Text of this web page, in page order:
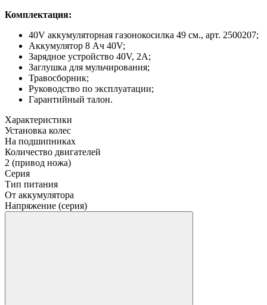
Комплектация:
40V аккумуляторная газонокосилка 49 см., арт. 2500207;
Аккумулятор 8 Ач 40V;
Зарядное устройство 40V, 2А;
Заглушка для мульчирования;
Травосборник;
Руководство по эксплуатации;
Гарантийный талон.
Характеристики
Установка колес
На подшипниках
Количество двигателей
2 (привод ножа)
Серия
Тип питания
От аккумулятора
Напряжение (серия)